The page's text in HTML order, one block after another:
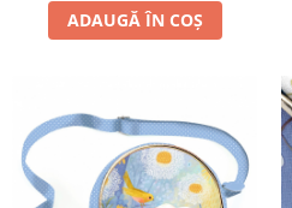
ADAUGĂ ÎN COȘ